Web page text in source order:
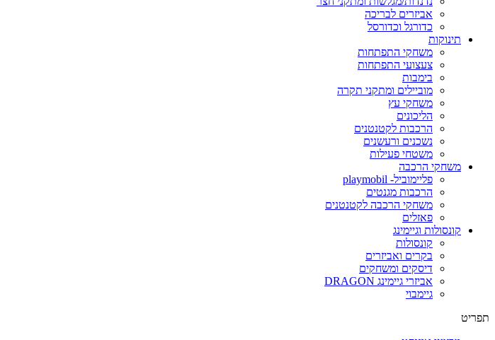
אביזרים לבריכה
כדורגל וכדורסל
תינוקות
משחקי התפתחות
צעצועי התפתחות
בימבות
מוביילים ומתקני תקרה
משחקי עץ
הליכונים
הרכבות לקטנטנים
נשכנים ורעשנים
משטחי פעילות
משחקי הרכבה
פליימוביל- playmobil
הרכבות מגנטים
משחקי הרכבה לקטנטנים
פאזלים
קונסולות וגיימינג
קונסולות
בקרים ואביזרים
דיסקים ומשחקים
אביזרי גיימינג DRAGON
גיימבוי
תפריט